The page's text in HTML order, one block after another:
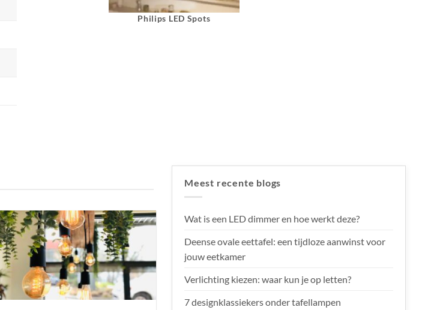
Philips LED Spots
Meest recente blogs
Wat is een LED dimmer en hoe werkt deze?
Deense ovale eettafel: een tijdloze aanwinst voor
jouw eetkamer
Verlichting kiezen: waar kun je op letten?
7 designklassiekers onder tafellampen